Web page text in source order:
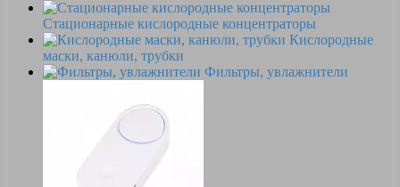
Стационарные кислородные концентраторы
Кислородные
маски, канюли, трубки
Фильтры, увлажнители